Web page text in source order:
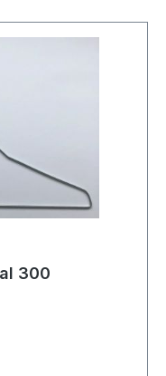
300